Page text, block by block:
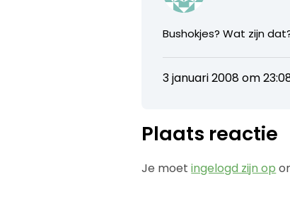
Bushokjes? Wat zijn
3 januari 2008 om
Plaats reactie
Je moetingelogd zijn op